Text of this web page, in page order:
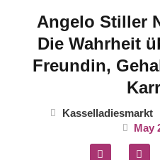
Angelo Stiller
Die Wahrheit
Freundin,
Kasselladiesmarkt
May
F
a
T
w